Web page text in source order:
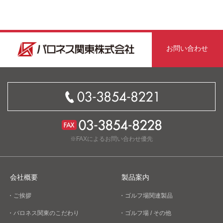
お問い合わせ
※FAXによるお問い合わせ優先
会社概要
・ご挨拶
・バロネス関東のこだわり
製品案内
・ゴルフ場関連製品
・ゴルフ場 / その他